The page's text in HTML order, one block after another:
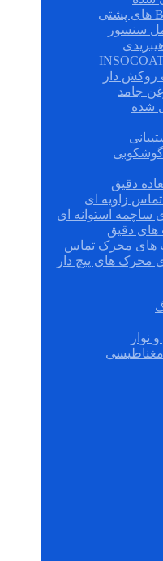
سنسور
روکش دار
جامد
شده
گوشکوبی
دقیق
تماس زاویه ای
ساچمه استوانه ای
های دقیق
های محرک تماس
محرک های پیچ دار
نوار
مغناطیسی